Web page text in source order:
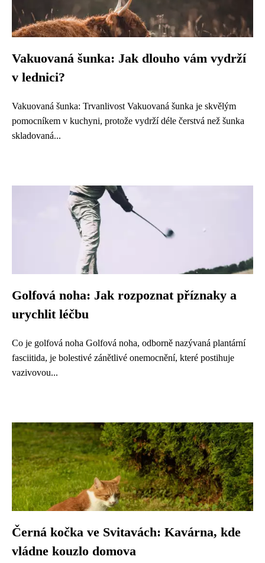
Vakuovaná šunka: Jak dlouho vám vydrží
v lednici?
Vakuovaná šunka: Trvanlivost Vakuovaná šunka je skvělým
pomocníkem v kuchyni, protože vydrží déle čerstvá než šunka
skladovaná...
Golfová noha: Jak rozpoznat příznaky a
urychlit léčbu
Co je golfová noha Golfová noha, odborně nazývaná plantární
fasciitida, je bolestivé zánětlivé onemocnění, které postihuje
vazivovou...
Černá kočka ve Svitavách: Kavárna, kde
vládne kouzlo domova